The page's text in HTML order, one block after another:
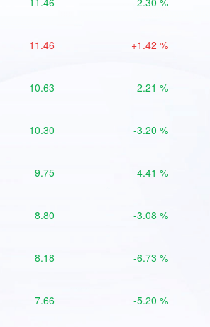
11.46 +1.42 %
10.63 -2.21 %
10.30 -3.20 %
9.75 -4.41 %
8.80 -3.08 %
8.18 -6.73 %
7.66 -5.20 %